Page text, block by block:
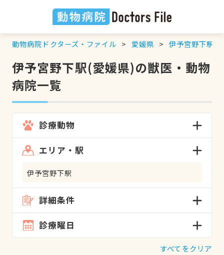
動物病院ドクターズ・ファイル 愛媛県 伊予宮野下駅
伊予宮野下駅(愛媛県)の獣医・動物
病院一覧
診療動物
エリア・駅
伊予宮野下駅
詳細条件
診療曜日
すべてをクリア